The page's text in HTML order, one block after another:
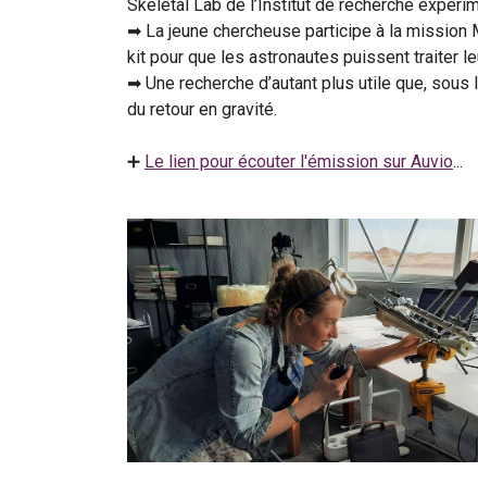
Skeletal Lab de l’Institut de recherche
➡ La jeune chercheuse participe à la mission
kit pour que les astronautes puissent traiter
➡ Une recherche d’autant plus utile que,
du retour en gravité.
➕ Le lien pour écouter l'émission sur Auvio...